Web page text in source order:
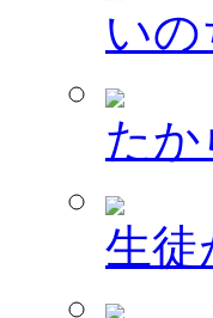
いの
たか
生徒